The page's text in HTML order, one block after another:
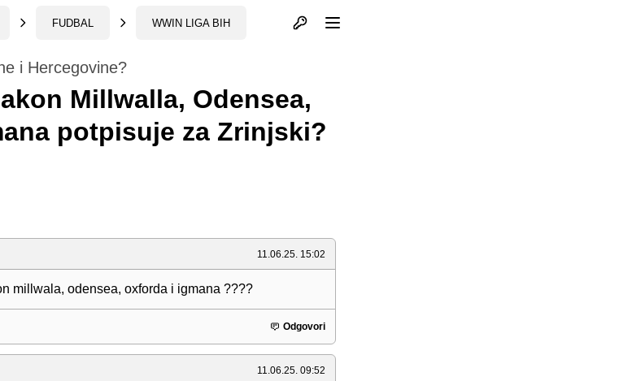
FUDBAL WWIN LIGA BIH Otvori profil
i Hercegovine?
Millwalla, Odensea,
potpisuje za Zrinjski?
11.06.25. 15:02
millwala, odensea, oxforda i igmana ????
Odgovori
11.06.25. 09:52